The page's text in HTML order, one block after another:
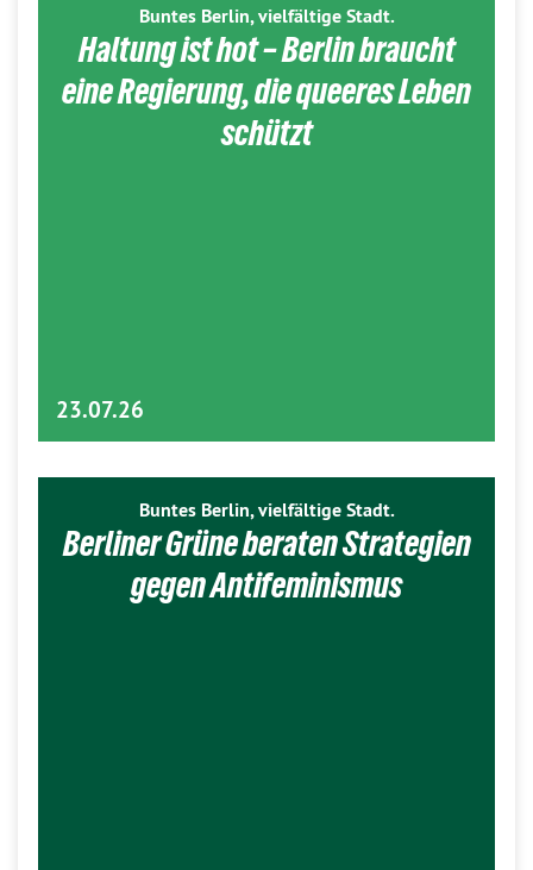
Buntes Berlin, vielfältige Stadt.
Haltung ist hot – Berlin braucht
eine Regierung, die queeres Leben
schützt
23.07.26
Buntes Berlin, vielfältige Stadt.
Berliner Grüne beraten Strategien
gegen Antifeminismus